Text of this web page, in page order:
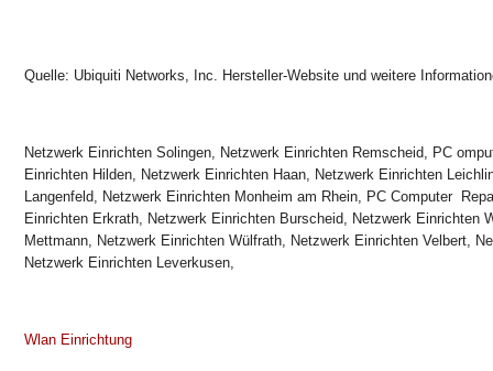
Quelle: Ubiquiti Networks, Inc. Hersteller-Website und weitere
Netzwerk Einrichten Solingen, Netzwerk Einrichten Remscheid, PC
Einrichten Hilden, Netzwerk Einrichten Haan, Netzwerk Einrichten
Langenfeld, Netzwerk Einrichten Monheim am Rhein, PC Computer
Einrichten Erkrath, Netzwerk Einrichten Burscheid, Netzwerk Einrichten
Mettmann, Netzwerk Einrichten Wülfrath, Netzwerk Einrichten Velbert,
Netzwerk Einrichten Leverkusen,
Wlan Einrichtung